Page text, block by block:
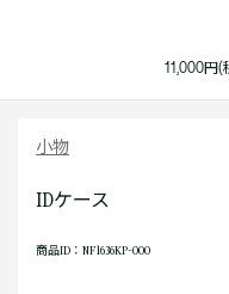
11,000円
小物
IDケース
商品ID：NF1636KP-000